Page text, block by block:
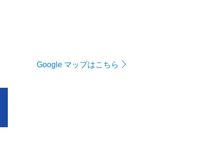
Google マップはこちら